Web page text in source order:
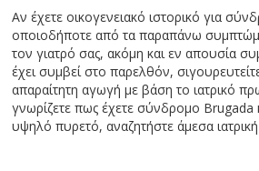
Αν έχετε οικογενειακό ιστορικό για
οποιοδήποτε από τα παραπάνω
τον γιατρό σας, ακόμη και εν απουσία
έχει συμβεί στο παρελθόν,
απαραίτητη αγωγή με βάση το ιατρικό
γνωρίζετε πως έχετε σύνδρομο Brugada
υψηλό πυρετό, αναζητήστε άμεσα